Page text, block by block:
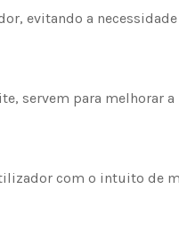
evitando a
servem para melhorar a
com o intuito de